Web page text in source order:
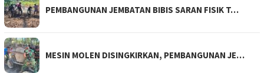
PEMBANGUNAN JEMBATAN BIBIS SARAN FISIK T…
MESIN MOLEN DISINGKIRKAN, PEMBANGUNAN JE…